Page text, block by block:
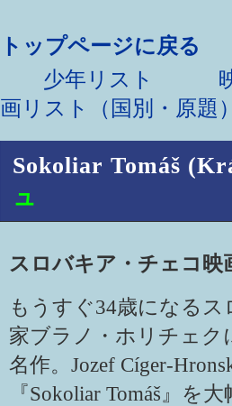
トップページに戻る
少年リスト
映画
画リスト（国別・原題
Sokoliar Tomáš
ュ
スロバキア・チェコ
もうすぐ34歳になる
家ブラノ・ホリチェク
名作。Jozef Cíger-
『Sokoliar Tomáš』を